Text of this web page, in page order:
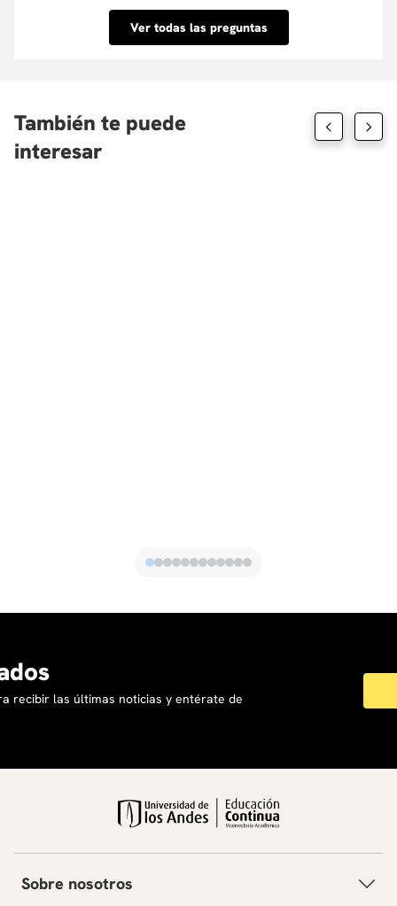
inmediata. Conoce las entidades con las que
tenemos convenio aquí.
Ver todas las preguntas
También te puede
interesar
recibir las últimas noticias y entérate de
Sobre nosotros